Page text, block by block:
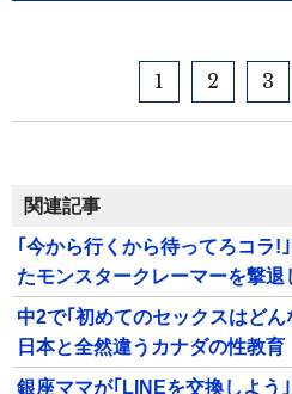
1 2 3
関連記事
｢今から行くから待ってろコラ!
たモンスタークレーマーを撃退
中2で｢初めてのセックスはど
日本と全然違うカナダの性教育
銀座ママが｢LINEを交換しよう